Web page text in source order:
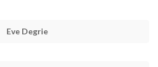
Eve Degrie